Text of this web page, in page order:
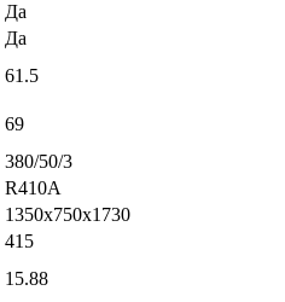
Да
Да
61.5
69
380/50/3
R410A
1350х750х1730
415
15.88